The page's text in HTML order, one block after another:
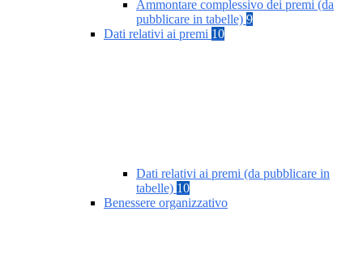
Ammontare complessivo dei premi (da
pubblicare in tabelle) 9
Dati relativi ai premi 10
Dati relativi ai premi (da pubblicare in
tabelle) 10
Benessere organizzativo